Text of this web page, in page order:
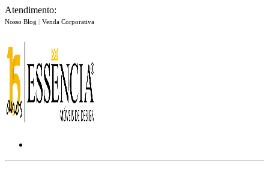
Atendimento:
Nosso Blog | Venda Corporativa